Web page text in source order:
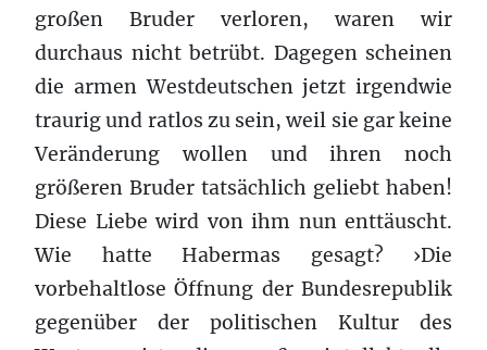
großen Bruder verloren, waren wir
durchaus nicht betrübt. Dagegen scheinen
die armen Westdeutschen jetzt irgendwie
traurig und ratlos zu sein, weil sie gar keine
Veränderung wollen und ihren noch
größeren Bruder tatsächlich geliebt haben!
Diese Liebe wird von ihm nun enttäuscht.
Wie hatte Habermas gesagt? ›Die
vorbehaltlose Öffnung der Bundesrepublik
gegenüber der politischen Kultur des